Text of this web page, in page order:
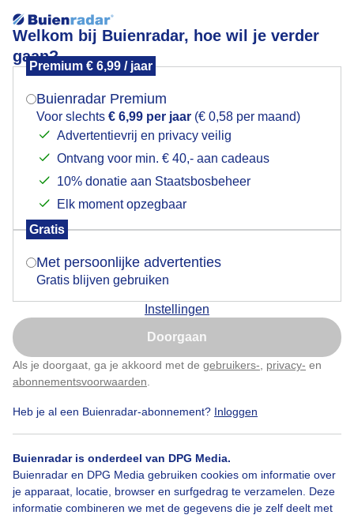
Welkom bij Buienradar, hoe wil je verder
gaan?
Premium € 6,99 / jaar
Buienradar Premium
Voor slechts € 6,99 per jaar (€ 0,58 per maand)
Advertentievrij en privacy veilig
Ontvang voor min. € 40,- aan cadeaus
10% donatie aan Staatsbosbeheer
Elk moment opzegbaar
Gratis
Met persoonlijke advertenties
Gratis blijven gebruiken
Instellingen
Doorgaan
Als je doorgaat, ga je akkoord met de gebruikers- privacy- en
abonnementsvoorwaarden
Heb je al een Buienradar-abonnement? Inloggen
Buienradar is onderdeel van DPG Media.
Buienradar en DPG Media gebruiken cookies om informatie over
je apparaat, locatie, browser en surfgedrag te verzamelen. Deze
informatie combineren we met de gegevens die je zelf deelt met
Sneeuwradar
-1 uur +3 uur +24 uur
15:25
14:55 15:55 16:55
Mogen we je locatie gebruiken voor het
Indien je hier nog geen akkoord op hebt gegeven,
verschijnt er zo een pop-up uit je browser waarin
Is goed, toon de popup
Nu niet, misschien later
Klik hierom dit aan te passen